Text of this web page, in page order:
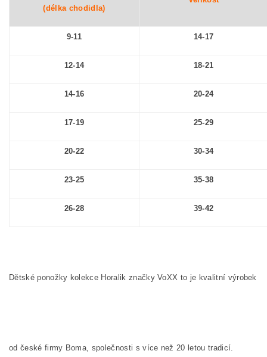
(délka chodidla)
9-11 14-17
12-14 18-21
14-16 20-24
17-19 25-29
20-22 30-34
23-25 35-38
26-28 39-42
Dětské ponožky kolekce Horalik značky VoXX to je kvalitní výrobek
od české firmy Boma, společnosti s více než 20 letou tradicí.